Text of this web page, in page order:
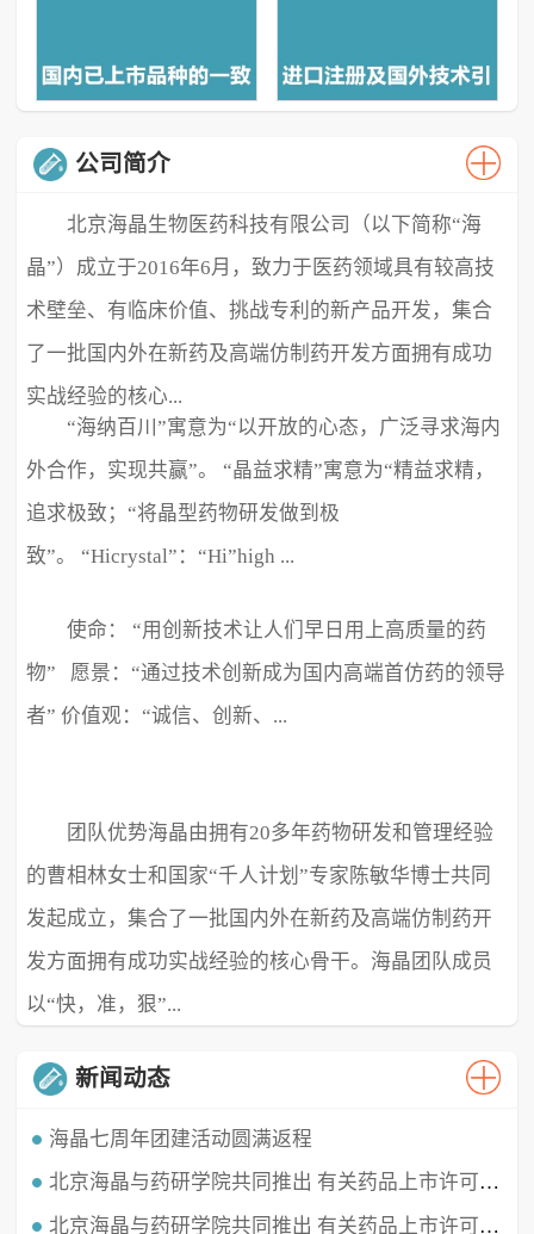
公司简介
北京海晶生物医药科技有限公司（以下简称“海
晶”）成立于2016年6月，致力于医药领域具有较高技
术壁垒、有临床价值、挑战专利的新产品开发，集合
了一批国内外在新药及高端仿制药开发方面拥有成功
实战经验的核心...
“海纳百川”寓意为“以开放的心态，广泛寻求海内
外合作，实现共赢”。 “晶益求精”寓意为“精益求精，
追求极致；“将晶型药物研发做到极
致”。 “Hicrystal”：“Hi”high ...
使命： “用创新技术让人们早日用上高质量的药
物” 愿景：“通过技术创新成为国内高端首仿药的领导
者” 价值观：“诚信、创新、...
极致、超越” ...
团队优势海晶由拥有20多年药物研发和管理经验
的曹相林女士和国家“千人计划”专家陈敏华博士共同
发起成立，集合了一批国内外在新药及高端仿制药开
发方面拥有成功实战经验的核心骨干。海晶团队成员
以“快，准，狠”...
新闻动态
海晶七周年团建活动圆满返程
时光穿梭，白驹过隙，海晶已经七周岁啦！这七年我们携手同行，履践致远，砥砺深耕。值此海晶周年庆典之北京海晶与药研学院共同推出 有关药品上市许可持有人（MAH）的直播课程
北京海晶生物医药科技有限公司董事长兼总经理曹相林女士再次受邀做客药研学院直播间，对药品上市许可持有
北京海晶与药研学院共同推出 有关药品上市许可持有人（MAH）的直播课程